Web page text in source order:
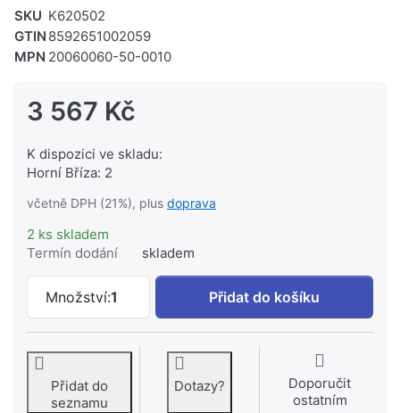
SKU K620502
GTIN 8592651002059
MPN 20060060-50-0010
3 567 Kč
K dispozici ve skladu:
Horní Bříza: 2
včetně DPH (21%), plus doprava
2 ks skladem
Termín dodání
skladem
Množství:1
RADIK 20-6060 otopné těleso
Přidat do košíku
Přidat do
seznamu
Dotazy?
Doporučit
ostatním